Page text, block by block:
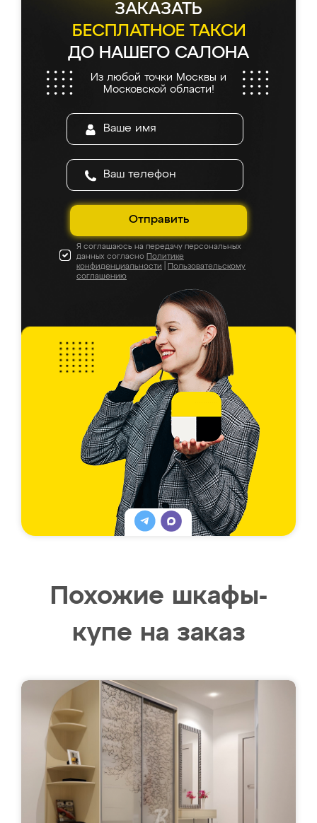
ЗАКАЗАТЬ
БЕСПЛАТНОЕ ТАКСИ
ДО НАШЕГО САЛОНА
Из любой точки Москвы и
Московской области!
Отправить
Я соглашаюсь на передачу персональных
данных согласно Политике
конфиденциальности
Пользовательскому
соглашению
Похожие шкафы-
купе на заказ